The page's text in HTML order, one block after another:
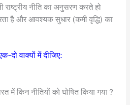
राष्ट्रीय नीति का अनुसरण करते हो
है और आवश्यक सुधार (कमी वृद्धि) का
दो वाक्यों में दीजिए:
में किन नीतियों को घोषित किया गया ?